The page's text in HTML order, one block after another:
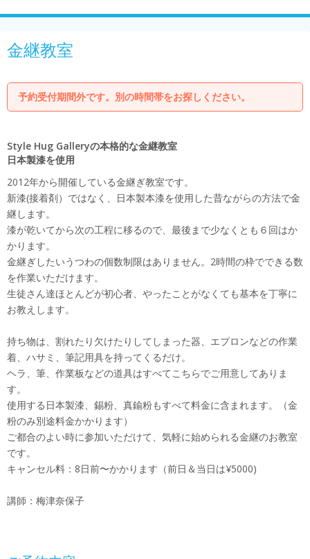
金継教室
予約受付期間外です。別の時間帯をお探しください。
Style Hug Galleryの本格的な金継教室
日本製漆を使用
2012年から開催している金継ぎ教室です。
新漆(接着剤）ではなく、日本製本漆を使用した昔ながらの方法で金
継します。
漆が乾いてから次の工程に移るので、最後まで少なくとも６回はか
かります。
金継ぎしたいうつわの個数制限はありません。2時間の枠でできる数
を作業いただけます。
生徒さん達ほとんどが初心者、やったことがなくても基本を丁寧に
お教えします。
持ち物は、割れたり欠けたりしてしまった器、エプロンなどの作業
着、ハサミ、筆記用具を持ってくるだけ。
ヘラ、筆、作業板などの道具はすべてこちらでご用意してありま
す。
使用する日本製漆、錫粉、真鍮粉もすべて料金に含まれます。（金
粉のみ別途料金かかります）
ご都合のよい時に参加いただけて、気軽に始められる金継のお教室
です。
キャンセル料：8日前〜かかります（前日＆当日は¥5000)
講師：梅津奈保子